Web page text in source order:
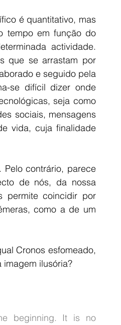
é quantitativo, mas
tempo em função do
actividade.
que se arrastam por
e seguido pela
se difícil dizer onde
seja como
sociais, mensagens
vida, cuja finalidade
contrário, parece
de nós, da nossa
permite coincidir por
como a de um
Cronos esfomeado,
imagem ilusória?
beginning. It is no